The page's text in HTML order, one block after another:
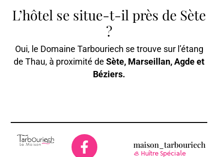
L’hôtel se situe-t-il près de Sète
?
Oui, le Domaine Tarbouriech se trouve sur l’étang
de Thau, à proximité de Sète, Marseillan, Agde et
Béziers.
maison_tarbouriech
🦪 H𝗎ît𝗋𝖾 S𝗉𝖾́𝖼𝗂𝖺𝗅𝖾